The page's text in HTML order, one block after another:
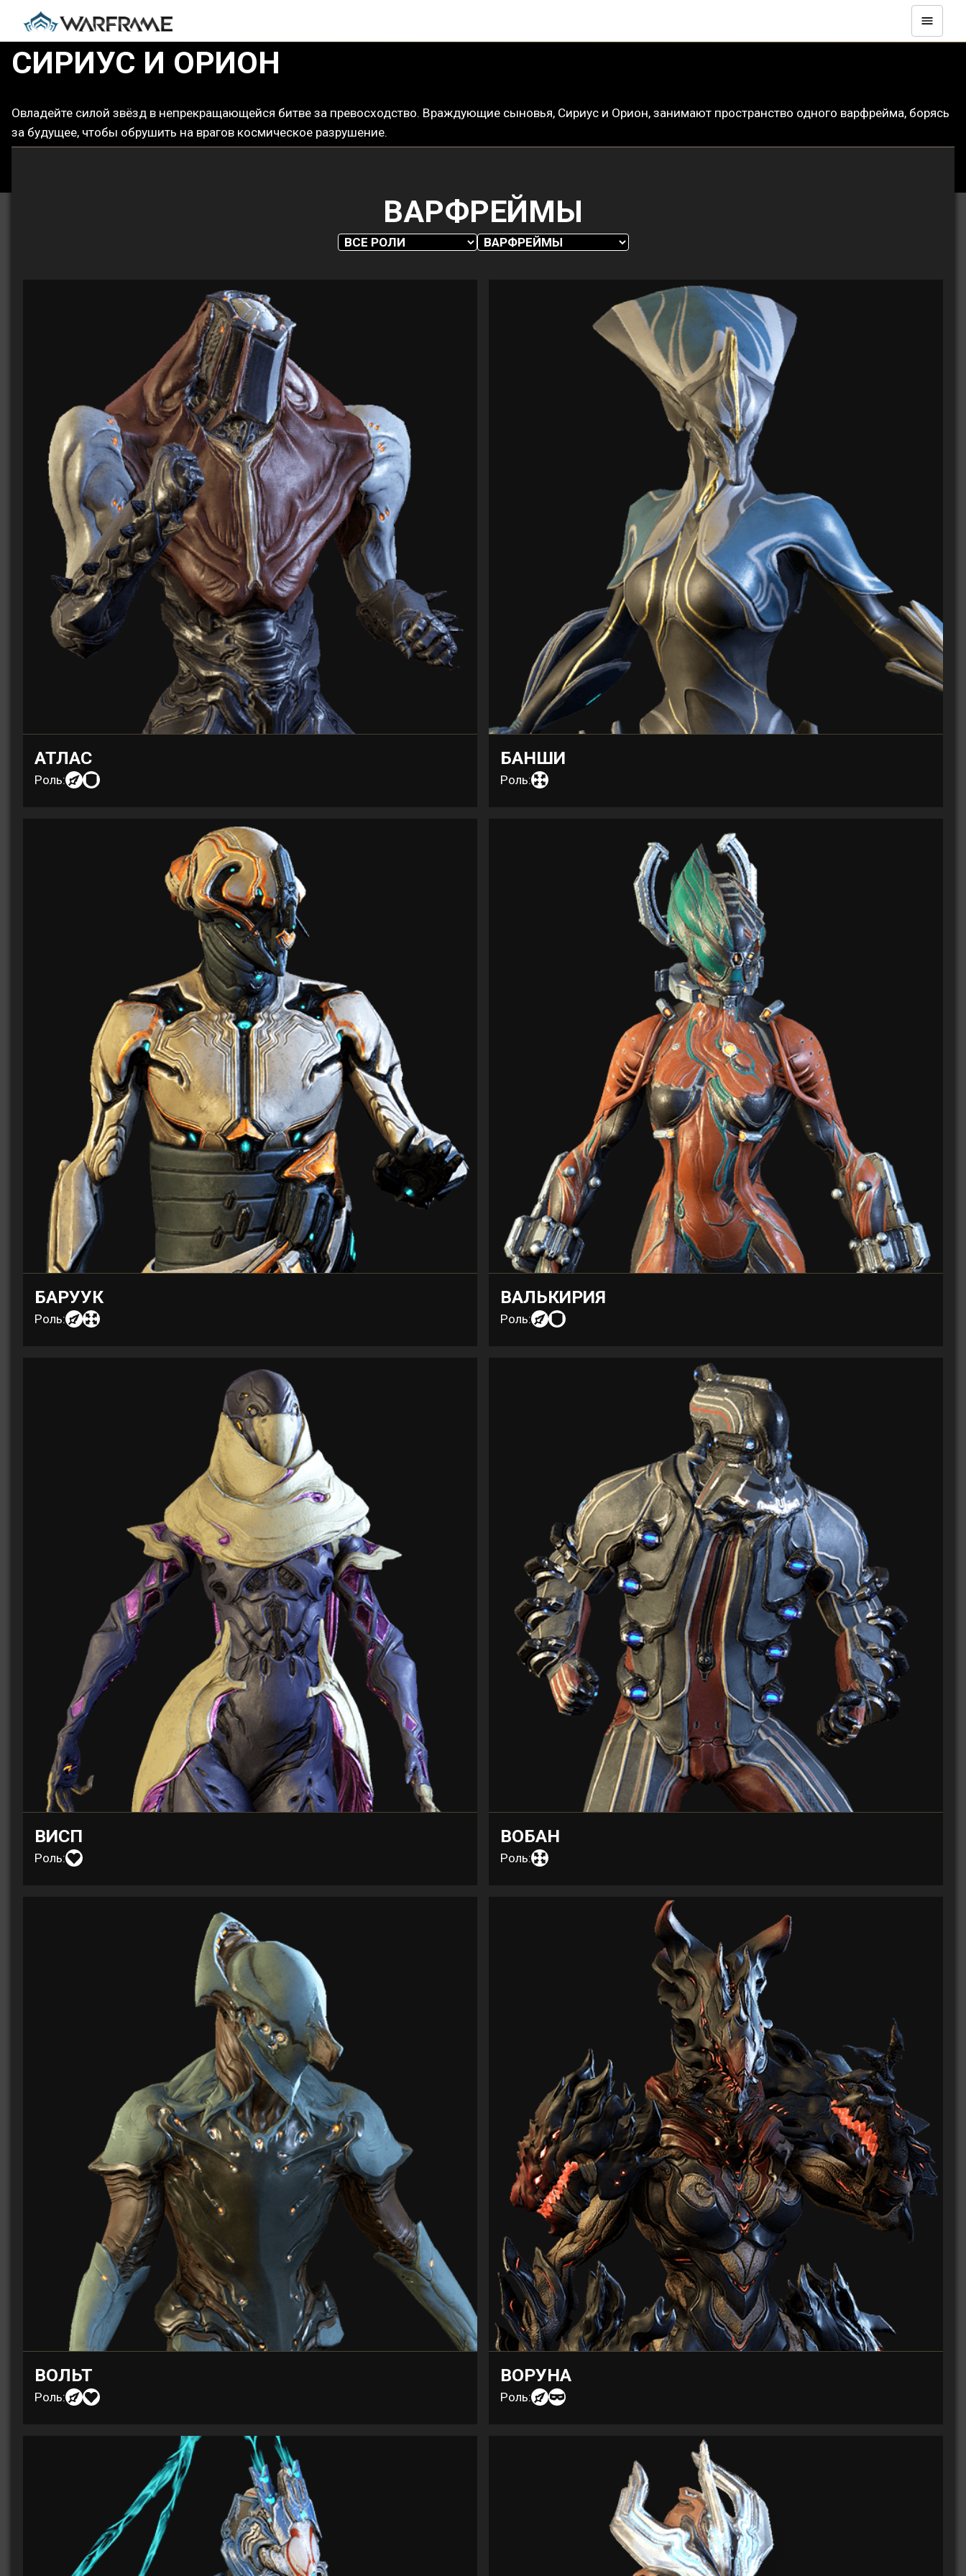
СИРИУС И ОРИОН
Овладейте силой звёзд в непрекращающейся битве за превосходство. Враждующие сыновья, Сириус и Орион, занимают пространство одного варфрейма, борясь
за будущее, чтобы обрушить на врагов космическое разрушение.
ВАРФРЕЙМЫ
АТЛАС
Роль:
БАНШИ
Роль:
БАРУУК
Роль:
ВАЛЬКИРИЯ
Роль:
ВИСП
Роль:
ВОБАН
Роль:
ВОЛЬТ
Роль:
ВОРУНА
Роль: